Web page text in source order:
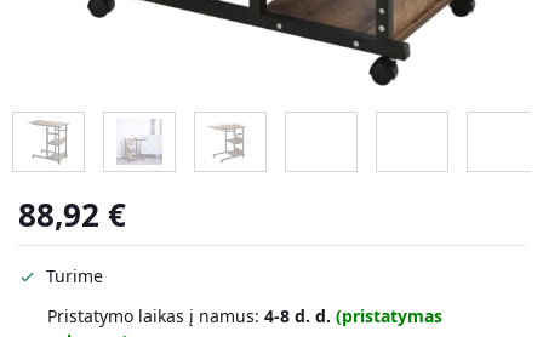
88,92 €
Turime
Pristatymo laikas į namus: 4-8 d. d. (pristatymas